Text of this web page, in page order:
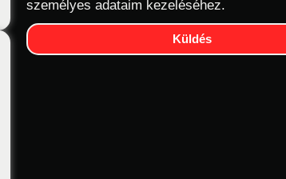
személyes adataim kezeléséhez.
Küldés